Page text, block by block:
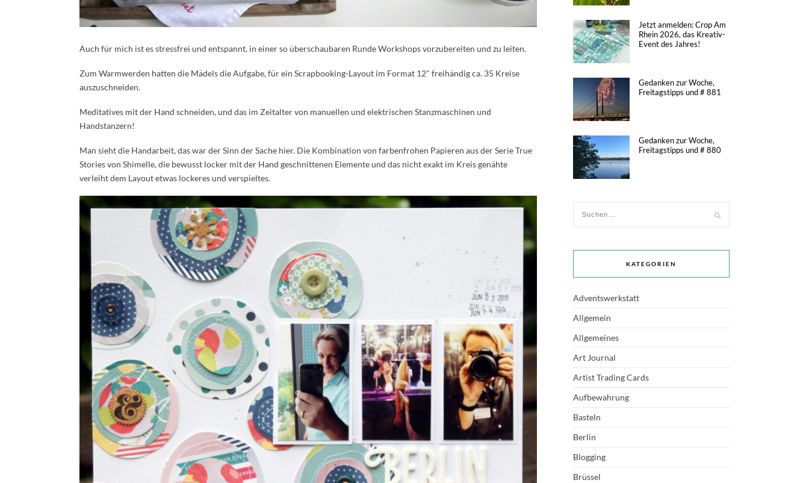
Auch für mich ist es stressfrei und entspannt, in einer so überschaubaren Runde Workshops vorzubereiten und zu leiten.
Zum Warmwerden hatten die Mädels die Aufgabe, für ein Scrapbooking-Layout im Format 12" freihändig ca. 35 Kreise
auszuschneiden.
Meditatives mit der Hand schneiden, und das im Zeitalter von manuellen und elektrischen Stanzmaschinen und
Handstanzern!
Man sieht die Handarbeit, das war der Sinn der Sache hier. Die Kombination von farbenfrohen Papieren aus der Serie True
Stories von Shimelle, die bewusst locker mit der Hand geschnittenen Elemente und das nicht exakt im Kreis genähte
verleiht dem Layout etwas lockeres und verspieltes.
Jetzt anmelden: Crop Am
Rhein 2026, das Kreativ-
Event des Jahres!
Gedanken zur Woche,
Freitagstipps und # 881
Gedanken zur Woche,
Freitagstipps und # 880
KATEGORIEN
Adventswerkstatt
Allgemein
Allgemeines
Art Journal
Artist Trading Cards
Aufbewahrung
Basteln
Berlin
Blogging
Brüssel